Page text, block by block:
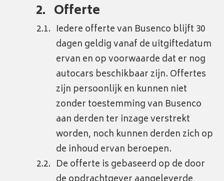
Offerte
Iedere offerte van Busenco blijft 30
dagen geldig vanaf de uitgiftedatum
ervan en op voorwaarde dat er nog
autocars beschikbaar zijn. Offertes
zijn persoonlijk en kunnen niet
zonder toestemming van Busenco
aan derden ter inzage verstrekt
worden, noch kunnen derden zich op
de inhoud ervan beroepen.
De offerte is gebaseerd op de door